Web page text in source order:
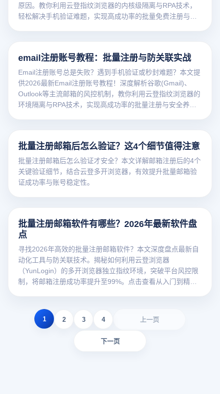
原因。教你利用云登指纹浏览器的内核级隔离与RPA技术，
轻松解决手机验证难题，实现高成功率的批量免费注册与安
email注册账号教程：批量注册与防关联实战
Email注册账号总是失败？遇到手机验证或秒封难题？本文提
供2026最新Email注册账号教程！深度解析谷歌(Gmail)、
Outlook等主流邮箱的风控机制，教你利用云登指纹浏览器的
环境隔离与RPA技术，实现高成功率的批量注册与安全养
批量注册邮箱后怎么验证？这4个细节值得注意
批量注册邮箱后怎么验证才安全？本文详解邮箱注册后的4个
关键验证细节，结合云登多开浏览器，有效提升批量邮箱验
证成功率与账号稳定性。
批量注册邮箱软件有哪些？2026年最新软件盘
点
寻找2026年高效的批量注册邮箱软件？本文深度盘点最新自
动化工具与防关联技术。揭秘如何利用云登浏览器
（YunLogin）的多开浏览器独立指纹环境，突破平台风控限
制，将邮箱注册成功率提升至99%。点击查看从入门到精通
上一页
1 2 3 4
下一页